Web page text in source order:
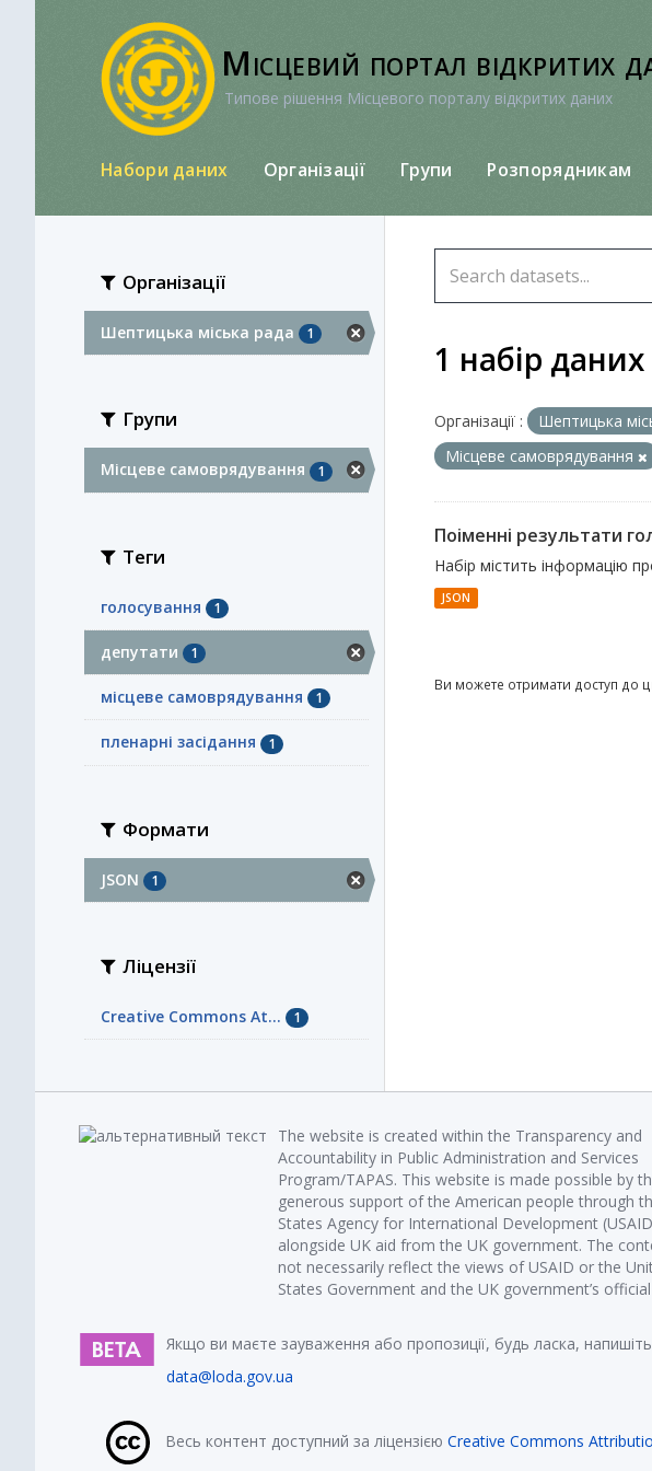
Місцевий портал відкритих
Типове рішення Місцевого порталу відкритих даних
Набори даних Організації Групи Розпорядникам
Організації
Шептицька міська рада 1
Групи
Місцеве самоврядування 1
Теги
голосування 1
депутати 1
місцеве самоврядування 1
пленарні засідання 1
Формати
JSON 1
Ліцензії
Creative Commons At... 1
1 набір
Організації : Шептицька
Місцеве самоврядування
Поіменні результати
Набір містить інформацію
JSON
Ви можете отримати доступ до
The website is created within the Transparency and
Accountability in Public Administration and Services
Program/TAPAS. This website is made possible by
generous support of the American people through
States Agency for International Development
alongside UK aid from the UK government. The
not necessarily reflect the views of USAID or the
States Government and the UK government’s
Якщо ви маєте зауваження або пропозиції, будь ласка,
data@loda.gov.ua
Весь контент доступний за ліцензією Creative Commons